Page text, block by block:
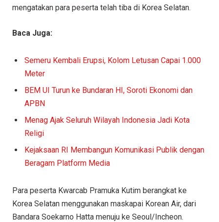
mengatakan para peserta telah tiba di Korea Selatan.
Baca Juga:
Semeru Kembali Erupsi, Kolom Letusan Capai 1.000
Meter
BEM UI Turun ke Bundaran HI, Soroti Ekonomi dan
APBN
Menag Ajak Seluruh Wilayah Indonesia Jadi Kota
Religi
Kejaksaan RI Membangun Komunikasi Publik dengan
Beragam Platform Media
Para peserta Kwarcab Pramuka Kutim berangkat ke
Korea Selatan menggunakan maskapai Korean Air, dari
Bandara Soekarno Hatta menuju ke Seoul/Incheon.